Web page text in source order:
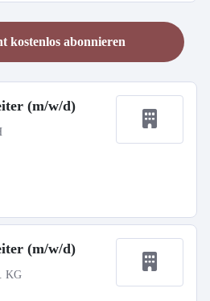
kostenlos abonnieren
(m/w/d)
(m/w/d)
KG